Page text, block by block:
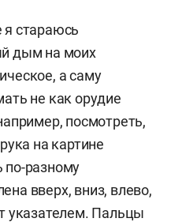
стараюсь
дым на моих
а саму
не как орудие
посмотреть,
на картине
по-разному
вверх, вниз, влево,
указателем. Пальцы